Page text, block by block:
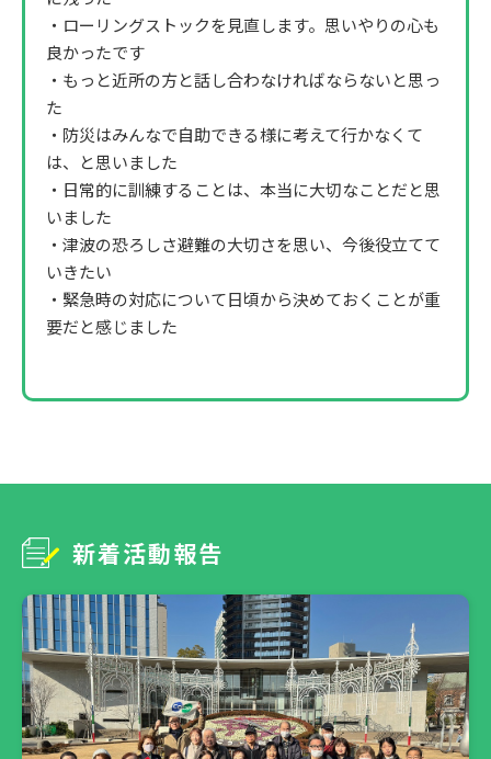
・ローリングストックを見直します。思いやりの心も
良かったです
・もっと近所の方と話し合わなければならないと思っ
た
・防災はみんなで自助できる様に考えて行かなくて
は、と思いました
・日常的に訓練することは、本当に大切なことだと思
いました
・津波の恐ろしさ避難の大切さを思い、今後役立てて
いきたい
・緊急時の対応について日頃から決めておくことが重
要だと感じました
新着活動報告